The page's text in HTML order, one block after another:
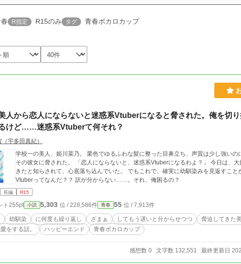
R指定 R15のみ タグ 青春ボカロカップ
人から恋人にならないと迷惑系Vtuberになると脅された。俺を切
けど……迷惑系Vtuberて何それ？
宇多田真紀）
学校一の美人、姫川菜乃。 栗色でゆるふわな髪に整った目鼻立ち、声質は少し強いの
その彼女に脅された。 「恋人にならないと、迷惑系Vtuberになるわよ？」 今日は、大好きな幼馴染みから彼氏がで
きたと知らされて、心底落ち込んでいた。 でもこれで、確実に幼馴染みを見返すことができる！ しか
Vtuberってなんだ？？ 訳が分からない……。それ、俺困るの？
長編 R15
ト 255pt 小説 5,303 位 / 228,586件 青春 55 位 / 7,913件
幼馴染 に何度も繰り返し ざまぁ してもう遅いと分からせつつ 脅迫してきた
をする話。
ハッピーエンド 青春ボカロカップ
感想数 0 文字数 132,551 最終更新日